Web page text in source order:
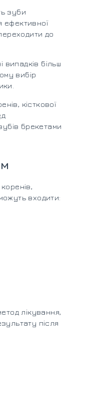
зуби
ефективної
до
випадків більш
вибір
кісткової
брекетами
входити:
лікування,
після